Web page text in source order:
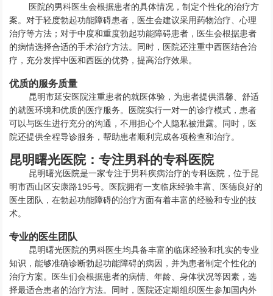
医院的男科医生会根据患者的具体情况，制定个性化的治疗方
案。对于轻度勃起功能障碍患者，医生会建议采用药物治疗、心理
治疗等方法；对于中度和重度勃起功能障碍患者，医生会根据患者
的病情选择合适的手术治疗方法。同时，医院还注重中西医结合治
疗，充分发挥中医和西医的优势，提高治疗效果。
优质的服务质量
昆明市延安医院注重患者的就医体验，为患者提供温馨、舒适
的就医环境和优质的医疗服务。医院实行一对一的诊疗模式，患者
可以与医生进行充分的沟通，不用担心个人隐私被泄露。同时，医
院还提供全程导诊服务，帮助患者顺利完成各项检查和治疗。
昆明曙光医院：专注男科的专科医院
昆明曙光医院是一家专注于男科疾病治疗的专科医院，位于昆
明市西山区安康路195号。医院拥有一支临床经验丰富、医德良好的
医生团队，在勃起功能障碍的治疗方面有着丰富的经验和专业的技
术。
专业的医生团队
昆明曙光医院的男科医生均具备丰富的临床经验和扎实的专业
知识，能够准确诊断勃起功能障碍的病因，并为患者制定个性化的
治疗方案。医生们会根据患者的病情、年龄、身体状况等因素，选
择最适合患者的治疗方法。同时，医院还定期组织医生参加国内外